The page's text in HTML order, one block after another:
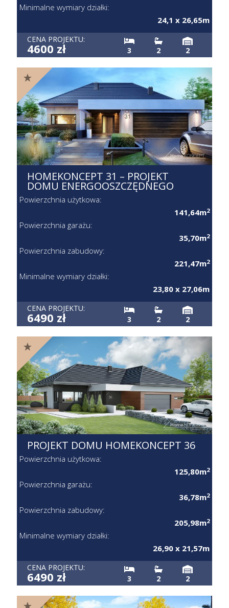
Minimalne wymiary działki:
24,1 x 26,65m
CENA PROJEKTU:
4600 zł
HOMEKONCEPT 31 – PROJEKT
DOMU ENERGOOSZCZĘDNEGO
Powierzchnia użytkowa:
141,64m
Powierzchnia garażu:
35,70m
Powierzchnia zabudowy:
221,47m
Minimalne wymiary działki:
23,80 x 27,06m
CENA PROJEKTU:
6490 zł 3
PROJEKT DOMU HOMEKONCEPT
36
Powierzchnia użytkowa:
125,80m2
Powierzchnia garażu:
36,78m2
Powierzchnia zabudowy:
205,98m2
Minimalne wymiary działki:
26,90 x 21,57m
CENA PROJEKTU:
6490 zł